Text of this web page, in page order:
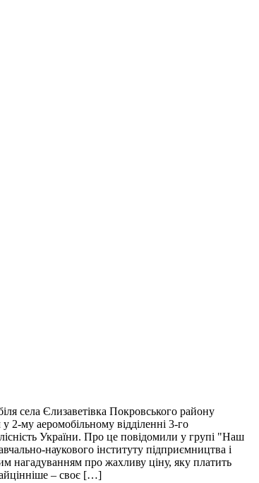
села Єлизаветівка Покровського району
2-му аеромобільному відділенні 3-го
України. Про це повідомили у групі "Наш
наукового інституту підприємництва і
нагадуванням про жахливу ціну, яку платить
– своє […]